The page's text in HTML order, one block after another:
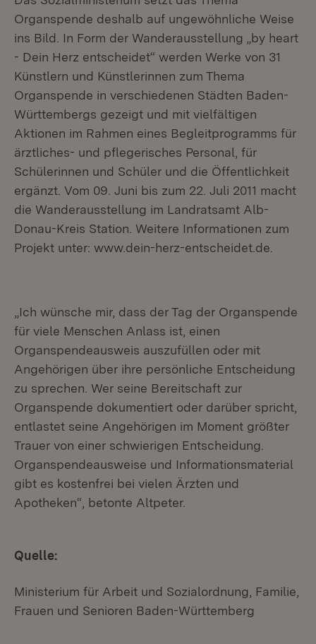
Organspende deshalb auf ungewöhnliche Weise
ins Bild. In Form der Wanderausstellung „by heart
- Dein Herz entscheidet“ werden Werke von 31
Künstlern und Künstlerinnen zum Thema
Organspende in verschiedenen Städten Baden-
Württembergs gezeigt und mit vielfältigen
Aktionen im Rahmen eines Begleitprogramms für
ärztliches- und pflegerisches Personal, für
Schülerinnen und Schüler und die Öffentlichkeit
ergänzt. Vom 09. Juni bis zum 22. Juli 2011 macht
die Wanderausstellung im Landratsamt Alb-
Donau-Kreis Station. Weitere Informationen zum
Projekt unter: www.dein-herz-entscheidet.de.
„Ich wünsche mir, dass der Tag der Organspende
für viele Menschen Anlass ist, einen
Organspendeausweis auszufüllen oder mit
Angehörigen über ihre persönliche Entscheidung
zu sprechen. Wer seine Bereitschaft zur
Organspende dokumentiert oder darüber spricht,
entlastet seine Angehörigen im Moment größter
Trauer von einer schwierigen Entscheidung.
Organspendeausweise und Informationsmaterial
gibt es kostenfrei bei vielen Ärzten und
Apotheken“, betonte Altpeter.
Quelle:
Ministerium für Arbeit und Sozialordnung, Familie,
Frauen und Senioren Baden-Württemberg